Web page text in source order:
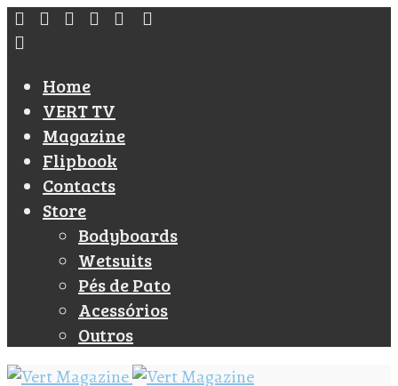
Home
VERT TV
Magazine
Flipbook
Contacts
Store
Bodyboards
Wetsuits
Pés de Pato
Acessórios
Outros